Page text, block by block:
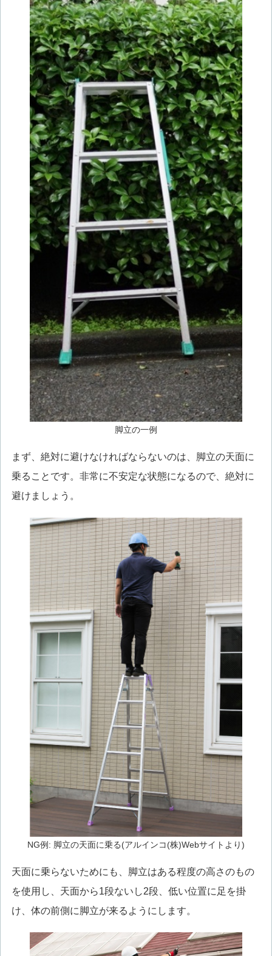
脚立の一例
まず、絶対に避けなければならないのは、脚立の天面に
乗ることです。非常に不安定な状態になるので、絶対に
避けましょう。
NG例: 脚立の天面に乗る(アルインコ(株)Webサイトより)
天面に乗らないためにも、脚立はある程度の高さのもの
を使用し、天面から1段ないし2段、低い位置に足を掛
け、体の前側に脚立が来るようにします。